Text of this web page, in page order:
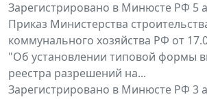
Зарегистрировано в Минюсте РФ 5
Приказ Министерства
коммунального хозяйства РФ от
"Об установлении типовой формы
реестра разрешений на...
Зарегистрировано в Минюсте РФ 3